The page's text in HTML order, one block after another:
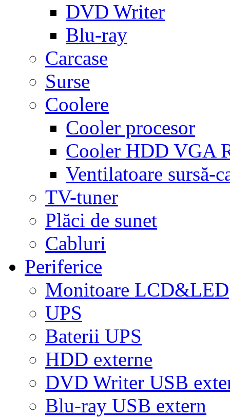
DVD Writer
Blu-ray
Carcase
Surse
Coolere
Cooler procesor
Cooler HDD VGA
Ventilatoare sursă-
TV-tuner
Plăci de sunet
Cabluri
Periferice
Monitoare LCD&LED
UPS
Baterii UPS
HDD externe
DVD Writer USB
Blu-ray USB extern